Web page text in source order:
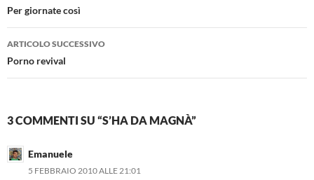
articolo
Per giornate così
ARTICOLO SUCCESSIVO
Porno revival
3 COMMENTI SU “S’HA DA MAGNÀ”
Emanuele
5 FEBBRAIO 2010 ALLE 21:01